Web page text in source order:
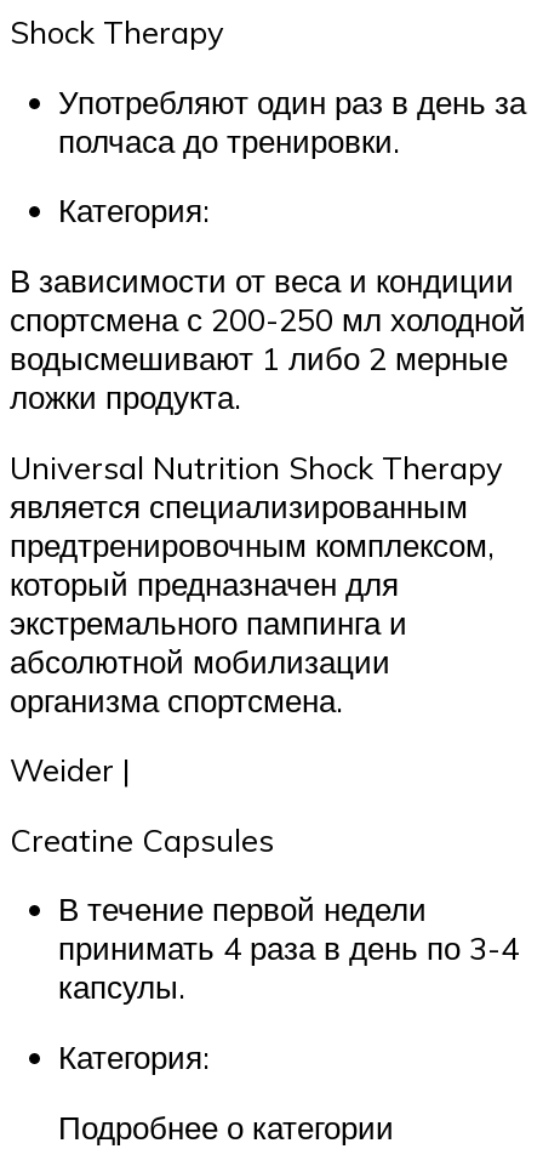
Shock Therapy
Употребляют один раз в день за
полчаса до тренировки.
Категория:
В зависимости от веса и кондиции
спортсмена с 200-250 мл холодной
водысмешивают 1 либо 2 мерные
ложки продукта.
Universal Nutrition Shock Therapy
является специализированным
предтренировочным комплексом,
который предназначен для
экстремального пампинга и
абсолютной мобилизации
организма спортсмена.
Weider |
Creatine Capsules
В течение первой недели
принимать 4 раза в день по 3-4
капсулы.
Категория:
Подробнее о категории